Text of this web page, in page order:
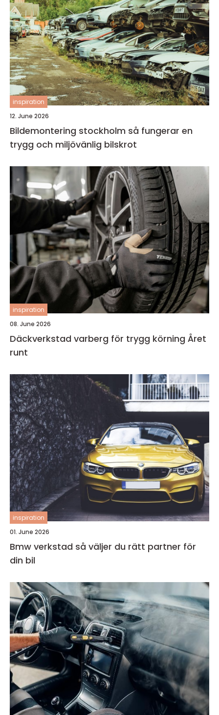
inspiration
12. June 2026
Bildemontering stockholm så fungerar en
trygg och miljövänlig bilskrot
inspiration
08. June 2026
Däckverkstad varberg för trygg körning Året
runt
inspiration
01. June 2026
Bmw verkstad så väljer du rätt partner för
din bil